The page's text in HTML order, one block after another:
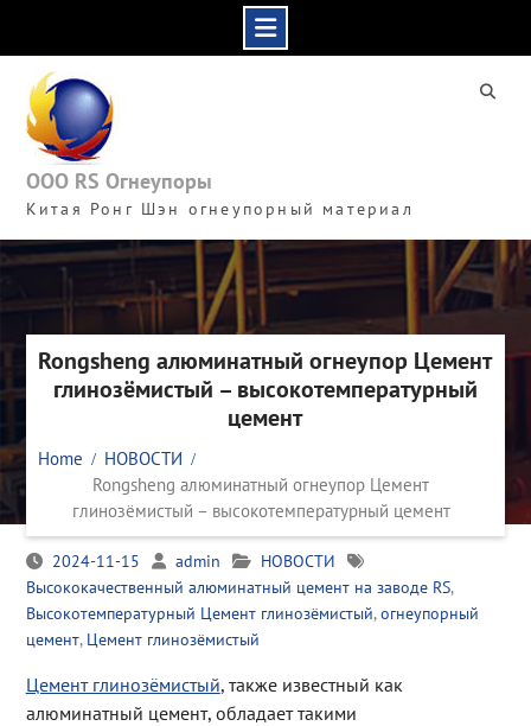
content
ООО RS Огнеупоры
Китая Ронг Шэн огнеупорный материал
Rongsheng алюминатный огнеупор Цемент
глинозёмистый – высокотемпературный
цемент
Home
НОВОСТИ
Rongsheng алюминатный огнеупор Цемент
глинозёмистый – высокотемпературный цемент
2024-11-15 admin
НОВОСТИ
Высококачественный алюминатный цемент на заводе RS,
Высокотемпературный Цемент глинозёмистый,огнеупорный
цемент, Цемент глинозёмистый
Цемент глинозёмистый, также известный как
алюминатный цемент, обладает такими